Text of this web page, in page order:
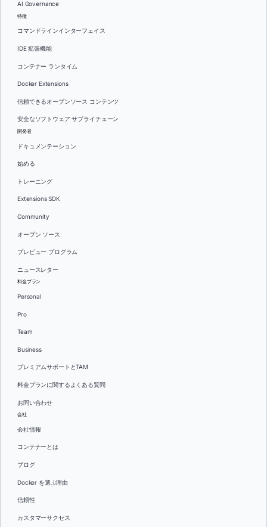
AI Governance
特徴
コマンドラインインターフェイス
IDE 拡張機能
コンテナー ランタイム
Docker Extensions
信頼できるオープンソース コンテンツ
安全なソフトウェア サプライチェーン
開発者
ドキュメンテーション
始める
トレーニング
Extensions SDK
Community
オープン ソース
プレビュー プログラム
ニュースレター
料金プラン
Personal
Pro
Team
Business
プレミアムサポートとTAM
料金プランに関するよくある質問
お問い合わせ
会社
会社情報
コンテナーとは
ブログ
Docker を選ぶ理由
信頼性
カスタマーサクセス